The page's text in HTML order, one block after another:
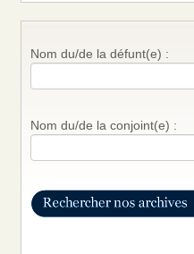
Nom du/de la défunt(e) :
Nom du/de la conjoint(e) :